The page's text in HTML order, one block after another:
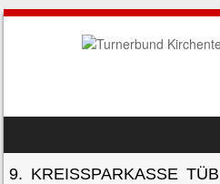
MENU
9. KREISSPARKASSE